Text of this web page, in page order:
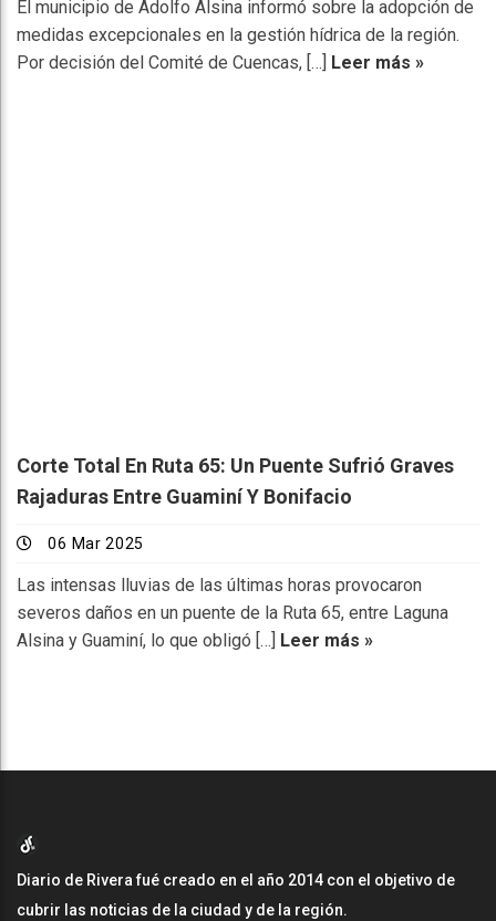
El municipio de Adolfo Alsina informó sobre la adopción de
medidas excepcionales en la gestión hídrica de la región.
Por decisión del Comité de Cuencas, […] Leer más »
Corte Total En Ruta 65: Un Puente Sufrió Graves
Rajaduras Entre Guaminí Y Bonifacio
06 Mar 2025
Las intensas lluvias de las últimas horas provocaron
severos daños en un puente de la Ruta 65, entre Laguna
Alsina y Guaminí, lo que obligó […]
Leer más »
Diario de Rivera fué creado en el año 2014 con el objetivo de
cubrir las noticias de la ciudad y de la región.